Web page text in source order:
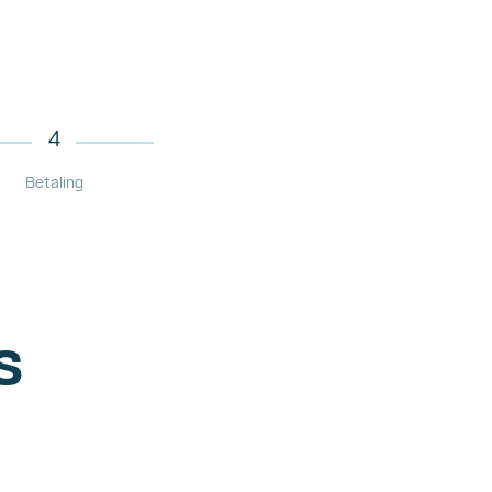
4
Betaling